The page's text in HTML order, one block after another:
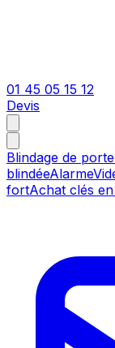
01 45 05 15 12
Devis
Blindage de porte
blindéeAlarme
fortAchat clés